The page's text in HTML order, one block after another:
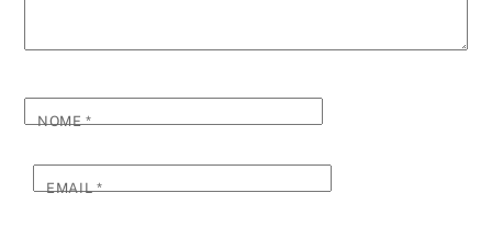
NOME*
EMAIL*